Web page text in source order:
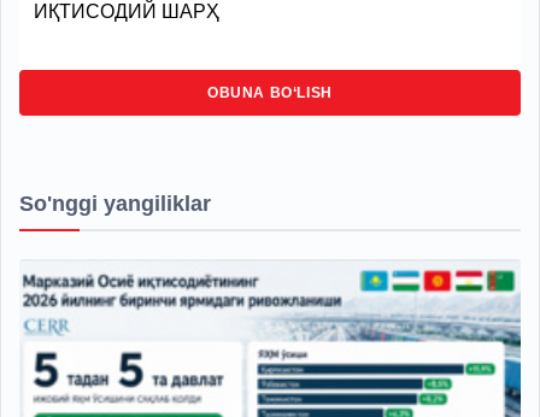
ИҚТИСОДИЙ ШАРҲ
OBUNA BO‘LISH
So'nggi yangiliklar